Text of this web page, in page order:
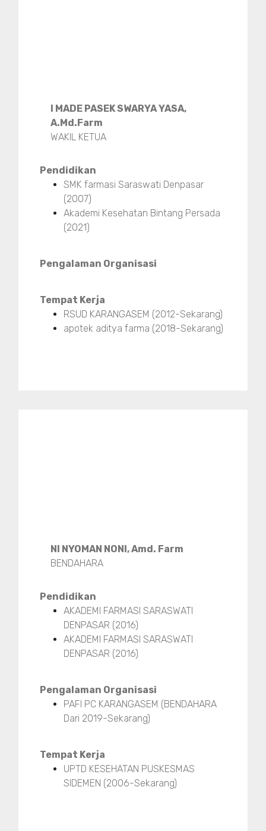
I MADE PASEK SWARYA YASA,
A.Md.Farm
WAKIL KETUA
Pendidikan
SMK farmasi Saraswati Denpasar
(2007)
Akademi Kesehatan Bintang Persada
(2021)
Pengalaman Organisasi
Tempat Kerja
RSUD KARANGASEM (2012-Sekarang)
apotek aditya farma (2018-Sekarang)
NI NYOMAN NONI, Amd. Farm
BENDAHARA
Pendidikan
AKADEMI FARMASI SARASWATI
DENPASAR (2016)
AKADEMI FARMASI SARASWATI
DENPASAR (2016)
Pengalaman Organisasi
PAFI PC KARANGASEM (BENDAHARA
Dari 2019-Sekarang)
Tempat Kerja
UPTD KESEHATAN PUSKESMAS
SIDEMEN (2006-Sekarang)